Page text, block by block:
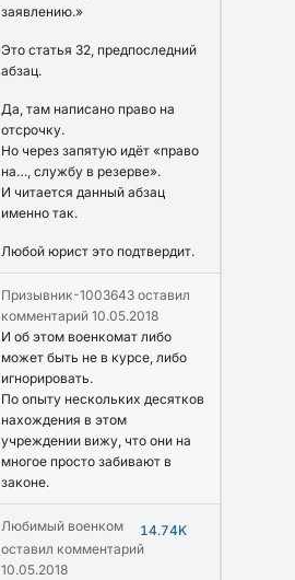
заявлению.»
Это статья 32, предпоследний
абзац.
Да, там написано право на
отсрочку.
Но через запятую идёт «право
на…, службу в резерве».
И читается данный абзац
именно так.
Любой юрист это подтвердит.
Призывник-1003643 оставил
комментарий 10.05.2018
И об этом военкомат либо
может быть не в курсе, либо
игнорировать.
По опыту нескольких десятков
нахождения в этом
учреждении вижу, что они на
многое просто забивают в
законе.
Любимый военком
14.74K
оставил комментарий
10.05.2018